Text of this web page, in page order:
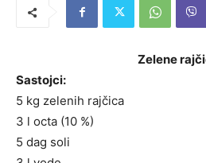
Zelene
Sastojci:
5 kg zelenih rajčica
3 l octa (10 %)
5 dag soli